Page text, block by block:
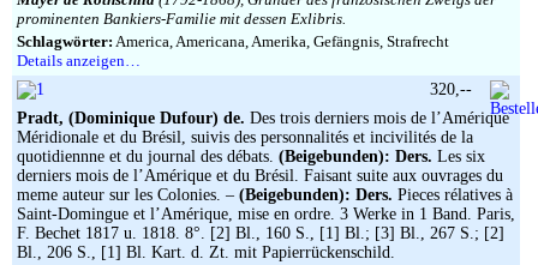
prominenten Bankiers-Familie mit dessen Exlibris.
Schlagwörter: America, Americana, Amerika, Gefängnis, Strafrecht
Details anzeigen…
Pradt, (Dominique Dufour) de. Des trois derniers mois de l’Amérique
Méridionale et du Brésil, suivis des personnalités et incivilités de la
quotidiennne et du journal des débats. (Beigebunden): Ders. Les six
derniers mois de l’Amérique et du Brésil. Faisant suite aux ouvrages du
meme auteur sur les Colonies. – (Beigebunden): Ders. Pieces rélatives à
Saint-Domingue et l’Amérique, mise en ordre. 3 Werke in 1 Band. Paris,
F. Bechet 1817 u. 1818. 8°. [2] Bl., 160 S., [1] Bl.; [3] Bl., 267 S.; [2]
Bl., 206 S., [1] Bl. Kart. d. Zt. mit Papierrückenschild.
320,--